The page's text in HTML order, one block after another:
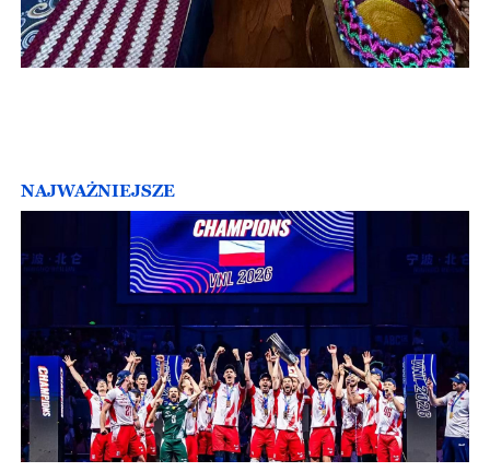
NAJWAŻNIEJSZE